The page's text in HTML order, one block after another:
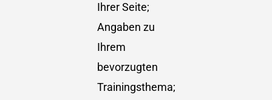
Ihrer Seite;
Angaben zu
Ihrem
bevorzugten
Trainingsthema;